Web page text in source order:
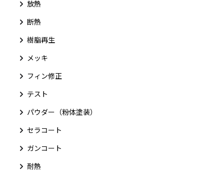
放熱
断熱
樹脂再生
メッキ
フィン修正
テスト
パウダー（粉体塗装）
セラコート
ガンコート
耐熱